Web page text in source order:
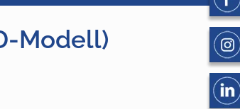
Modell)